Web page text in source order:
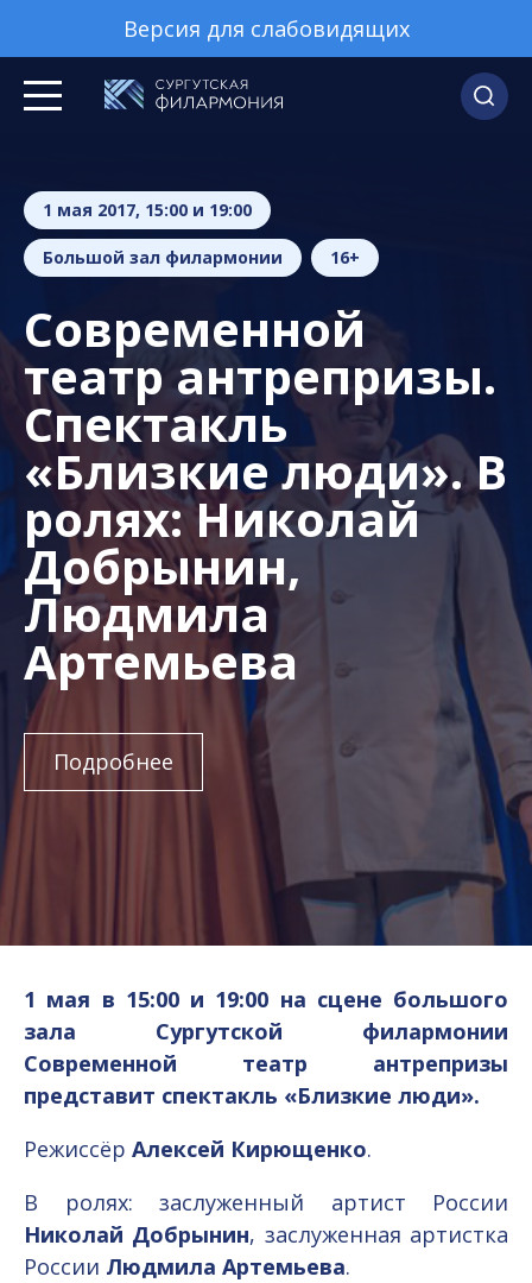
Версия для слабовидящих
1 мая 2017, 15:00 и 19:00
Большой зал филармонии 16+
Современной
театр антрепризы.
Спектакль
«Близкие люди». В
ролях: Николай
Добрынин,
Людмила
Артемьева
Подробнее
1 мая в 15:00 и 19:00 на сцене большого
зала Сургутской филармонии
Современной театр антрепризы
представит спектакль «Близкие люди».
Режиссёр Алексей Кирющенко.
В ролях: заслуженный артист России
Николай Добрынин, заслуженная артистка
России Людмила Артемьева.